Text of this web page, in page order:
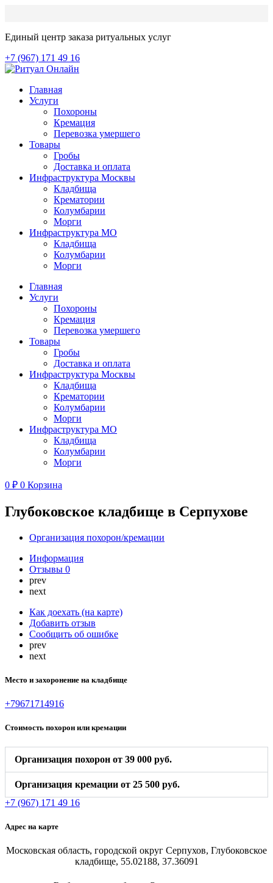
Единый центр заказа ритуальных услуг
+7 (967) 171 49 16
Главная
Услуги
Похороны
Кремация
Перевозка умершего
Товары
Гробы
Доставка и оплата
Инфраструктура Москвы
Кладбища
Крематории
Колумбарии
Морги
Инфраструктура МО
Кладбища
Колумбарии
Морги
Главная
Услуги
Похороны
Кремация
Перевозка умершего
Товары
Гробы
Доставка и оплата
Инфраструктура Москвы
Кладбища
Крематории
Колумбарии
Морги
Инфраструктура МО
Кладбища
Колумбарии
Морги
0 ₽ 0 Корзина
Глубоковское кладбище в Серпухове
Организация похорон/кремации
Информация
Отзывы 0
prev
next
Как доехать (на карте)
Добавить отзыв
Сообщить об ошибке
prev
next
Место и захоронение на кладбище
+79671714916
Стоимость похорон или кремации
Организация похорон от 39 000 руб.
Организация кремации от 25 500 руб.
+7 (967) 171 49 16
Адрес на карте
Московская область, городской округ Серпухов, Глубоковское
кладбище, 55.02188, 37.36091